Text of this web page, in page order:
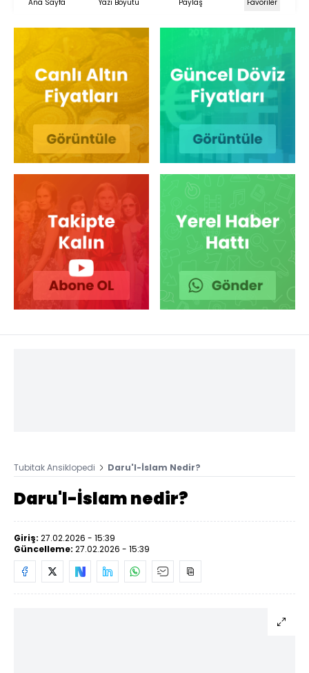
Ana Sayfa Yazı Boyutu Paylaş Favoriler
Tubitak Ansiklopedi Daru'l-İslam Nedir?
Daru'l-İslam nedir?
Giriş: 27.02.2026 - 15:39
Güncelleme: 27.02.2026 - 15:39